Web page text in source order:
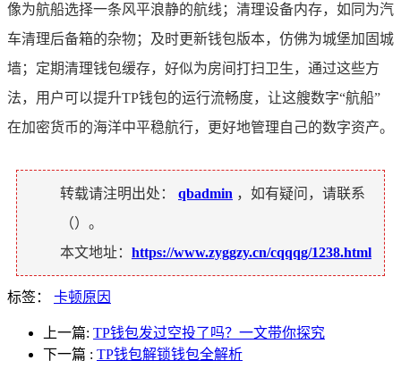
像为航船选择一条风平浪静的航线；清理设备内存，如同为汽
车清理后备箱的杂物；及时更新钱包版本，仿佛为城堡加固城
墙；定期清理钱包缓存，好似为房间打扫卫生，通过这些方
法，用户可以提升TP钱包的运行流畅度，让这艘数字“航船”
在加密货币的海洋中平稳航行，更好地管理自己的数字资产。
转载请注明出处： qbadmin ，如有疑问，请联系
（）。
本文地址： https://www.zyggzy.cn/cqqqg/1238.html
标签： 卡顿原因
上一篇: TP钱包发过空投了吗？一文带你探究
下一篇 : TP钱包解锁钱包全解析